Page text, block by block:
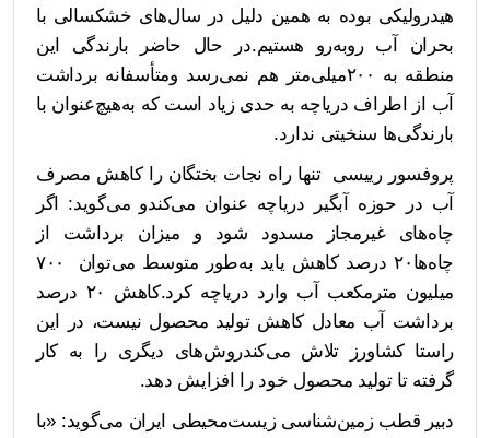
هیدرولیکی بوده به همین دلیل در سال‌های خشکسالی با
بحران آب روبه‌رو هستیم.در حال حاضر بارندگی این
منطقه به ۲۰۰میلی‌متر هم نمی‌رسد ومتأسفانه برداشت
آب از اطراف دریاچه به حدی زیاد است که به‌هیچ‌عنوان با
بارندگی‌ها سنخیتی ندارد.
پروفسور رییسی تنها راه نجات بختگان را کاهش مصرف
آب در حوزه آبگیر دریاچه عنوان می‌کندو می‌گوید: اگر
چاه‌های غیرمجاز مسدود شود و میزان برداشت از
چاه‌ها۲۰ درصد کاهش یاید به‌طور متوسط می‌توان ۷۰۰
میلیون مترمکعب آب وارد دریاچه کرد.کاهش ۲۰ درصد
برداشت آب معادل کاهش تولید محصول نیست، در این
راستا کشاورز تلاش می‌کندروش‌های دیگری را به کار
گرفته تا تولید محصول خود را افزایش دهد.
دبیر قطب زمین‌شناسی زیست‌محیطی ایران می‌گوید: «با